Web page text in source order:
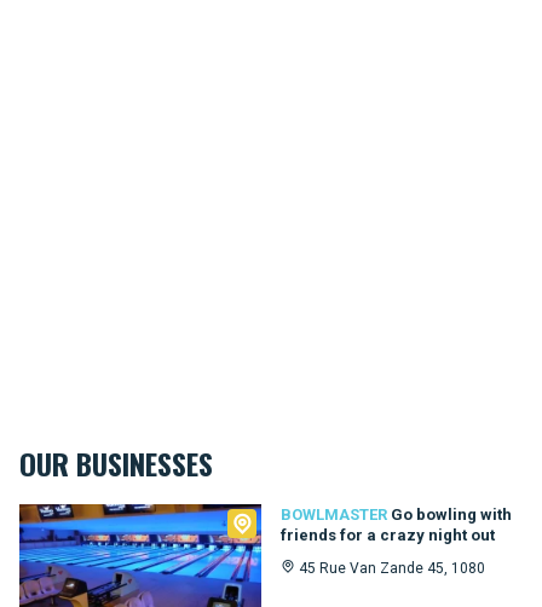
OUR BUSINESSES
BOWLMASTER Go bowling with
friends for a crazy night out
45 Rue Van Zande 45, 1080
Bowlmaster